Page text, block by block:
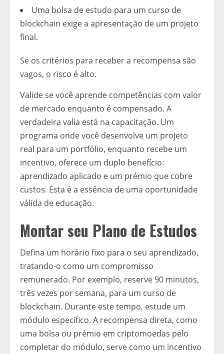
Uma bolsa de estudo para um curso de
blockchain exige a apresentação de um projeto
final.
Se os critérios para receber a recompensa são
vagos, o risco é alto.
Valide se você aprende competências com valor
de mercado enquanto é compensado. A
verdadeira valia está na capacitação. Um
programa onde você desenvolve um projeto
real para um portfólio, enquanto recebe um
incentivo, oferece um duplo benefício:
aprendizado aplicado e um prémio que cobre
custos. Esta é a essência de uma oportunidade
válida de educação.
Montar seu Plano de Estudos
Defina um horário fixo para o seu aprendizado,
tratando-o como um compromisso
remunerado. Por exemplo, reserve 90 minutos,
três vezes por semana, para um curso de
blockchain. Durante este tempo, estude um
módulo específico. A recompensa direta, como
uma bolsa ou prémio em criptomoedas pelo
completar do módulo, serve como um incentivo